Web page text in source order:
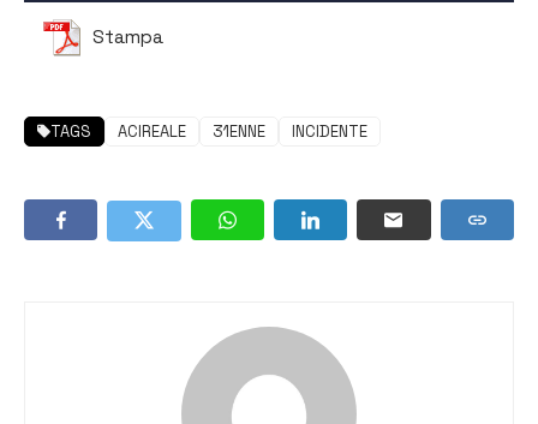
Stampa
TAGS ACIREALE 31ENNE INCIDENTE